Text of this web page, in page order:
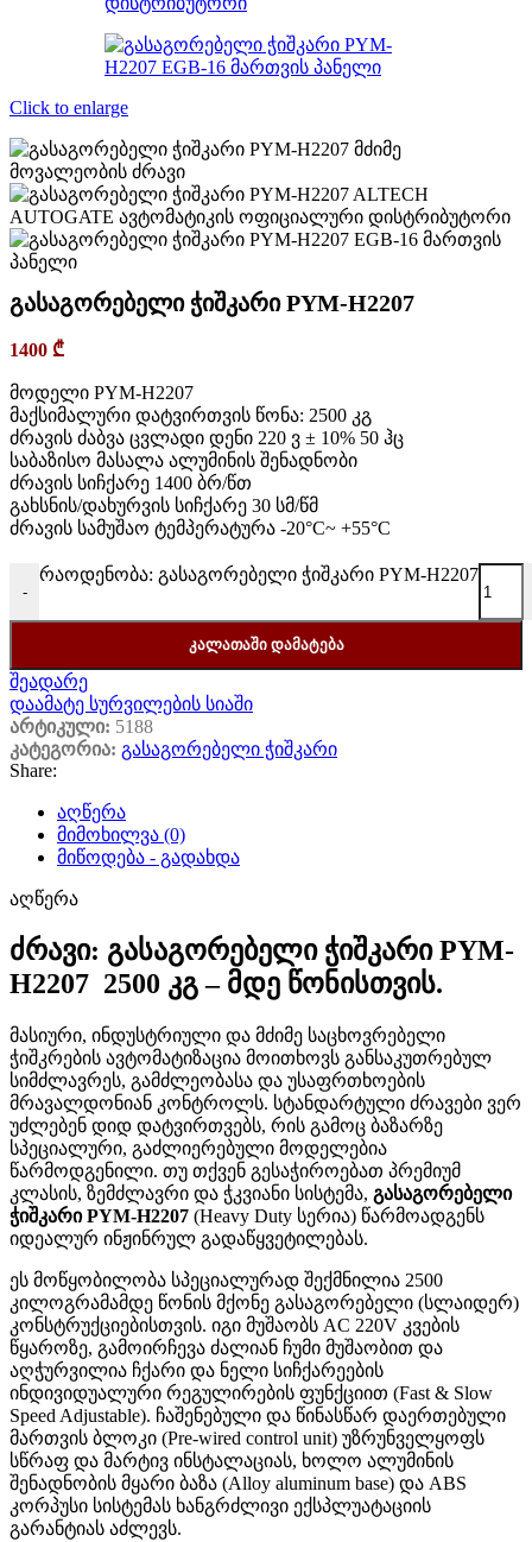
Click to enlarge
გასაგორებელი ჭიშკარი PYM-H2207
1400 ₾
მოდელი PYM-H2207
მაქსიმალური დატვირთვის წონა: 2500 კგ
ძრავის ძაბვა ცვლადი დენი 220 ვ ± 10% 50 ჰც
საბაზისო მასალა ალუმინის შენადნობი
ძრავის სიჩქარე 1400 ბრ/წთ
გახსნის/დახურვის სიჩქარე 30 სმ/წმ
ძრავის სამუშაო ტემპერატურა -20°C~ +55°C
-
რაოდენობა: გასაგორებელი ჭიშკარი PYM-H2207
ᲙᲐᲚᲐᲗᲐᲨᲘ ᲓᲐᲛᲐᲢᲔᲑᲐ
შეადარე
დაამატე სურვილების სიაში
არტიკული: 5188
კატეგორია: გასაგორებელი ჭიშკარი
Share:
აღწერა
მიმოხილვა (0)
მიწოდება - გადახდა
აღწერა
ძრავი: გასაგორებელი ჭიშკარი PYM-
H2207 2500 კგ – მდე წონისთვის.
მასიური, ინდუსტრიული და მძიმე საცხოვრებელი
ჭიშკრების ავტომატიზაცია მოითხოვს განსაკუთრებულ
სიმძლავრეს, გამძლეობასა და უსაფრთხოების
მრავალდონიან კონტროლს. სტანდარტული ძრავები ვერ
უძლებენ დიდ დატვირთვებს, რის გამოც ბაზარზე
სპეციალური, გაძლიერებული მოდელებია
წარმოდგენილი. თუ თქვენ გესაჭიროებათ პრემიუმ
კლასის, ზემძლავრი და ჭკვიანი სისტემა, გასაგორებელი
ჭიშკარი PYM-H2207 (Heavy Duty სერია) წარმოადგენს
იდეალურ ინჟინრულ გადაწყვეტილებას.
ეს მოწყობილობა სპეციალურად შექმნილია 2500
კილოგრამამდე წონის მქონე გასაგორებელი (სლაიდერ)
კონსტრუქციებისთვის. იგი მუშაობს AC 220V კვების
წყაროზე, გამოირჩევა ძალიან ჩუმი მუშაობით და
აღჭურვილია ჩქარი და ნელი სიჩქარეების
ინდივიდუალური რეგულირების ფუნქციით (Fast & Slow
Speed Adjustable). ჩაშენებული და წინასწარ დაერთებული
მართვის ბლოკი (Pre-wired control unit) უზრუნველყოფს
სწრაფ და მარტივ ინსტალაციას, ხოლო ალუმინის
შენადნობის მყარი ბაზა (Alloy aluminum base) და ABS
კორპუსი სისტემას ხანგრძლივი ექსპლუატაციის
გარანტიას აძლევს.